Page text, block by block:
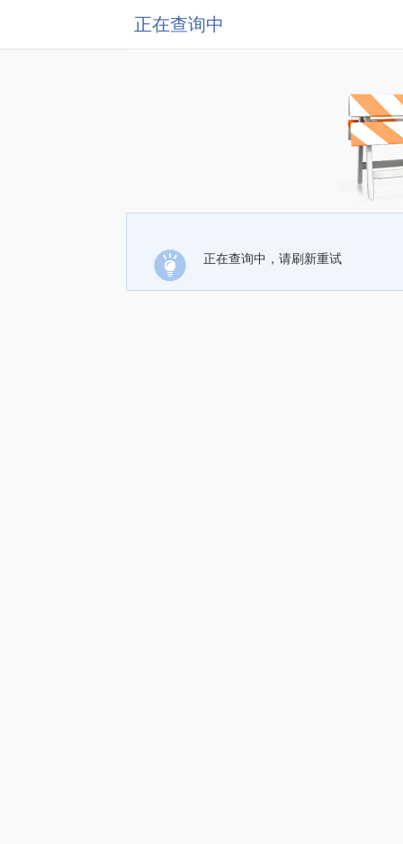
正在查询中
正在查询中，请刷新重试